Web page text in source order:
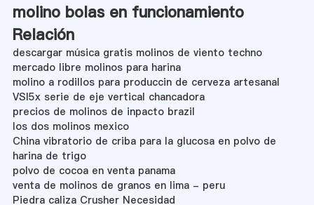
molino bolas en funcionamiento
Relación
descargar música gratis molinos de viento techno
mercado libre molinos para harina
molino a rodillos para produccin de cerveza artesanal
VSI5x serie de eje vertical chancadora
precios de molinos de inpacto brazil
los dos molinos mexico
China vibratorio de criba para la glucosa en polvo de
harina de trigo
polvo de cocoa en venta panama
venta de molinos de granos en lima - peru
Piedra caliza Crusher Necesidad